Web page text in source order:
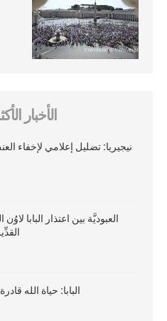
الأخبار
نيجيريا: تضليل إعلامي لإخفاء
العبوديَّة بين اعتذار البابا
البابا: حياة الله